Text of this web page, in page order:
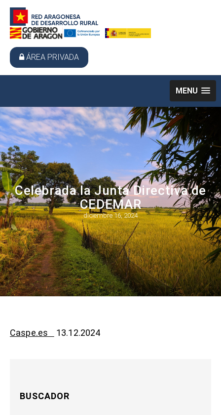
ÁREA PRIVADA
MENU
Celebrada la Junta Directiva de
CEDEMAR
diciembre 16, 2024
Caspe.es 13.12.2024
BUSCADOR